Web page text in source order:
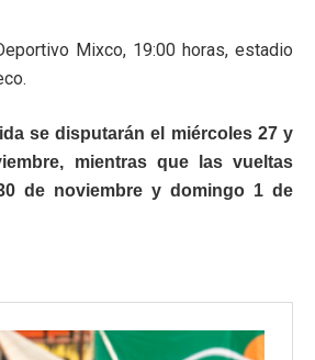
Mixco, 19:00 horas, estadio
se disputarán el miércoles 27 y
mientras que las vueltas
de noviembre y domingo 1 de